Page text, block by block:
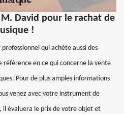
David pour le rachat de
!
qui achète aussi des
référence en ce qui concerne la vente
Pour de plus amples informations
venez avec votre instrument de
il évaluera le prix de votre objet et